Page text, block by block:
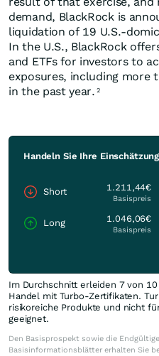
demand, BlackRock is
liquidation of 19 U.S.-
In the U.S., BlackRock
and ETFs for investors to
exposures, including more
in the past year. 2
Handeln Sie Ihre
Short 1.211,44€
Basispreis
Long 1.046,06€
Basispreis
Im Durchschnitt erleiden 7 von
Handel mit Turbo-Zertifikaten.
risikoreiche Produkte und nicht
geeignet.
Den Basisprospekt sowie die
Basisinformationsblätter erhalten Sie